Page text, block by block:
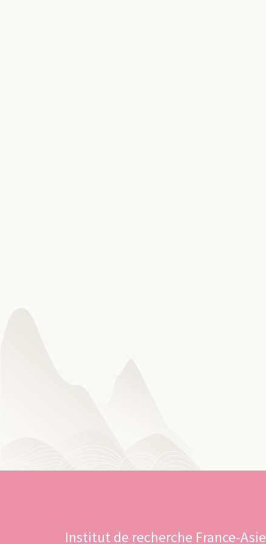
Institut de recherche France-Asie